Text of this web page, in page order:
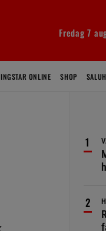
Fredag 7
ONLINE SHOP